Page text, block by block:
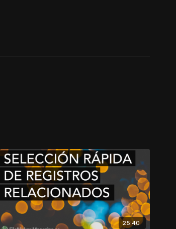
25:40